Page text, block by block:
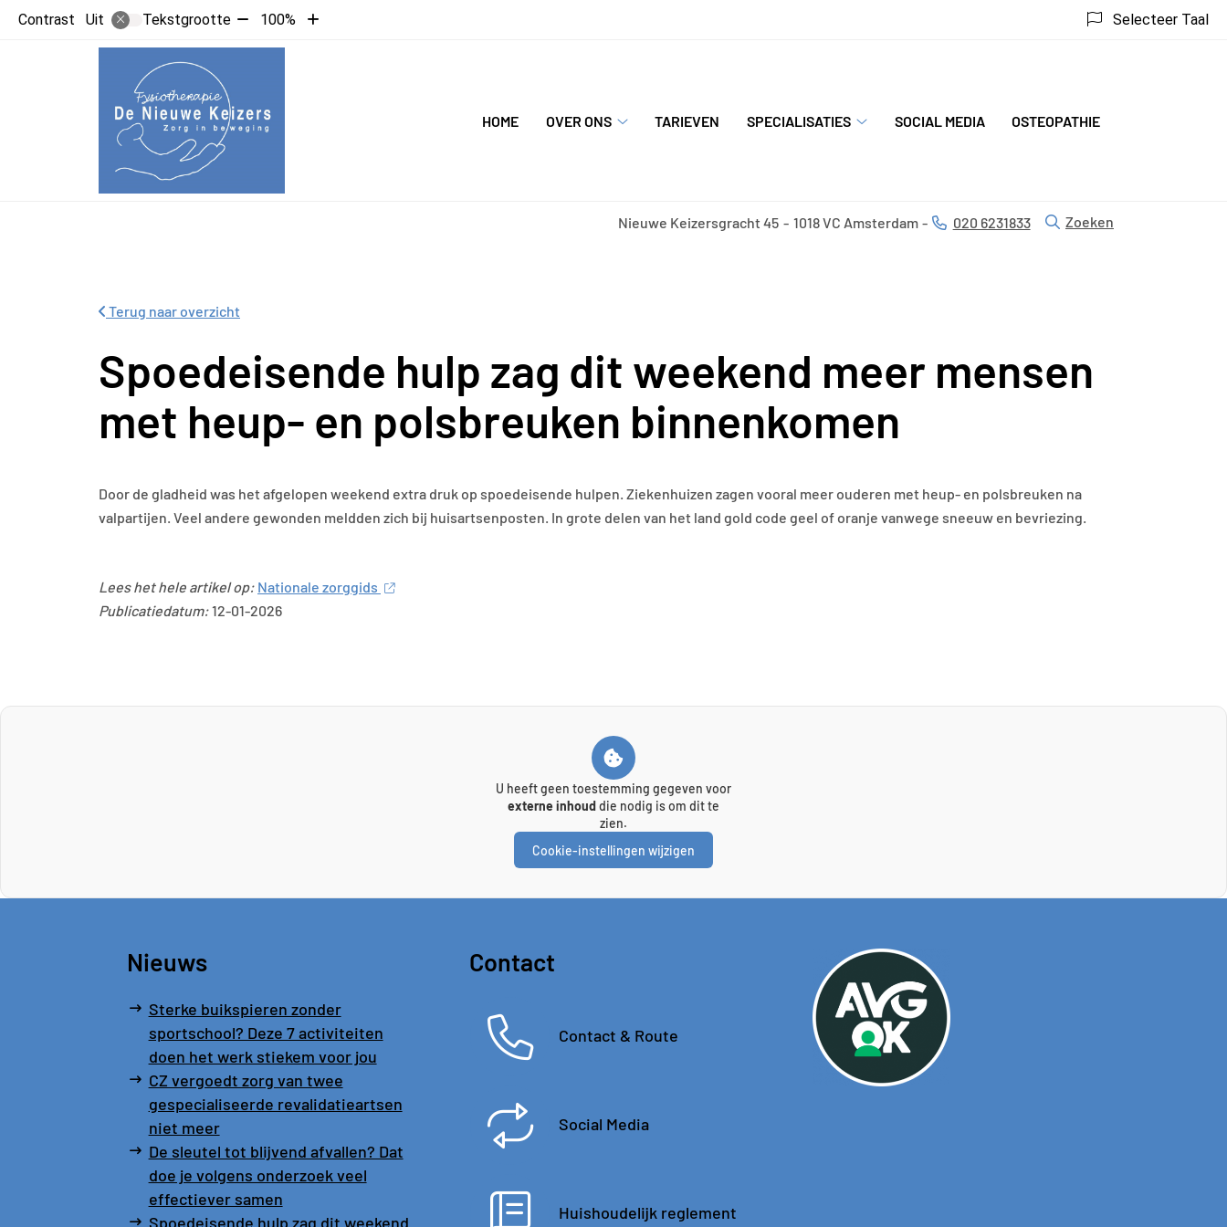
Contrast Uit Tekstgrootte Tekst100%
Tekst
Selecteer Taal
HOME
OVER ONS
TARIEVEN
SPECIALISATIES
SOCIAL MEDIA OSTEOPATHIE
Nieuwe Keizersgracht 45 1018 VC Amsterdam Tel:
020 6231833 Zoeken
Terug naar overzicht
Spoedeisende hulp zag dit weekend meer mensen
met heup- en polsbreuken binnenkomen
Door de gladheid was het afgelopen weekend extra druk op spoedeisende hulpen. Ziekenhuizen zagen vooral meer ouderen met heup- en polsbreuken na
valpartijen. Veel andere gewonden meldden zich bij huisartsenposten. In grote delen van het land gold code geel of oranje vanwege sneeuw en bevriezing.
Lees het hele artikel op: Nationale zorggids
Publicatiedatum:12-01-2026
U heeft geen toestemming gegeven voor
externe inhouddie nodig is om dit te
zien.
Cookie-instellingen wijzigen
Nieuws
Sterke buikspieren zonder
sportschool? Deze 7 activiteiten
doen het werk stiekem voor jou
CZ vergoedt zorg van twee
gespecialiseerde revalidatieartsen
niet meer
De sleutel tot blijvend afvallen? Dat
doe je volgens onderzoek veel
effectiever samen
Spoedeisende hulp zag dit weekend
Contact
Contact & Route
Social Media
Huishoudelijk reglement